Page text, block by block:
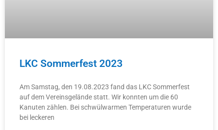
LKC Sommerfest 2023
Am Samstag, den 19.08.2023 fand das LKC Sommerfest
auf dem Vereinsgelände statt. Wir konnten um die 60
Kanuten zählen. Bei schwülwarmen Temperaturen wurde
bei leckeren